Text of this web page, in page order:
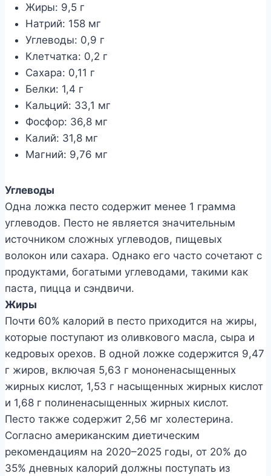
Жиры: 9,5 г
Натрий: 158 мг
Углеводы: 0,9 г
Клетчатка: 0,2 г
Сахара: 0,11 г
Белки: 1,4 г
Кальций: 33,1 мг
Фосфор: 36,8 мг
Калий: 31,8 мг
Магний: 9,76 мг
Углеводы
Одна ложка песто содержит менее 1 грамма
углеводов. Песто не является значительным
источником сложных углеводов, пищевых
волокон или сахара. Однако его часто сочетают с
продуктами, богатыми углеводами, такими как
паста, пицца и сэндвичи.
Жиры
Почти 60% калорий в песто приходится на жиры,
которые поступают из оливкового масла, сыра и
кедровых орехов. В одной ложке содержится 9,47
г жиров, включая 5,63 г мононенасыщенных
жирных кислот, 1,53 г насыщенных жирных кислот
и 1,68 г полиненасыщенных жирных кислот.
Песто также содержит 2,56 мг холестерина.
Согласно американским диетическим
рекомендациям на 2020–2025 годы, от 20% до
35% дневных калорий должны поступать из